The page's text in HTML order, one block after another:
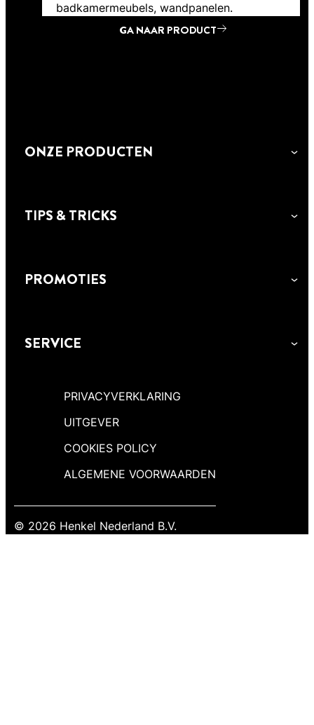
badkamermeubels, wandpanelen.
GA NAAR PRODUCT
voor gevels en beglazing, gecertificeerd
ONZE PRODUCTEN
TIPS & TRICKS
PROMOTIES
SERVICE
PRIVACYVERKLARING
UITGEVER
COOKIES POLICY
ALGEMENE VOORWAARDEN
© 2026 Henkel Nederland B.V.